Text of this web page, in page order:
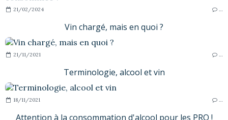
21/02/2024
Vin chargé, mais en quoi ?
21/11/2021
Terminologie, alcool et vin
18/11/2021
Attention à la consommation d'alcool pour les PRO !